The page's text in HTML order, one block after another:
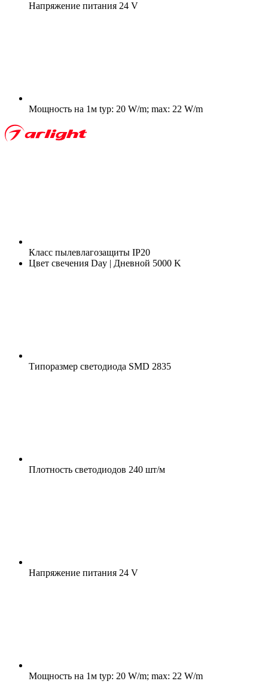
Напряжение питания 24 V
Мощность на 1м typ: 20 W/m; max: 22 W/m
Класс пылевлагозащиты IP20
Цвет свечения Day | Дневной 5000 K
Типоразмер светодиода SMD 2835
Плотность светодиодов 240 шт/м
Напряжение питания 24 V
Мощность на 1м typ: 20 W/m; max: 22 W/m